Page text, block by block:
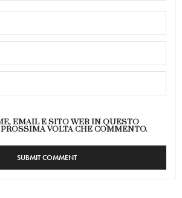
EMAIL E SITO WEB IN QUESTO
VOLTA CHE COMMENTO.